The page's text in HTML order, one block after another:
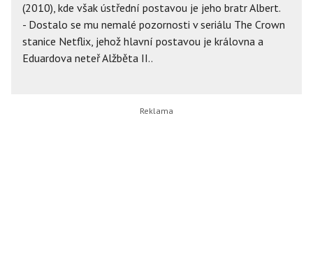
(2010), kde však ústřední postavou je jeho bratr Albert.
- Dostalo se mu nemalé pozornosti v seriálu The Crown
stanice Netflix, jehož hlavní postavou je královna a
Eduardova neteř Alžběta II..